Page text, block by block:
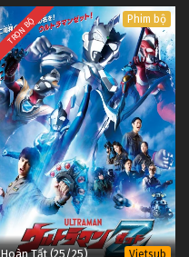
TRỌN BỘ Phim bộ
Hoàn Tất (25/25) Vietsub